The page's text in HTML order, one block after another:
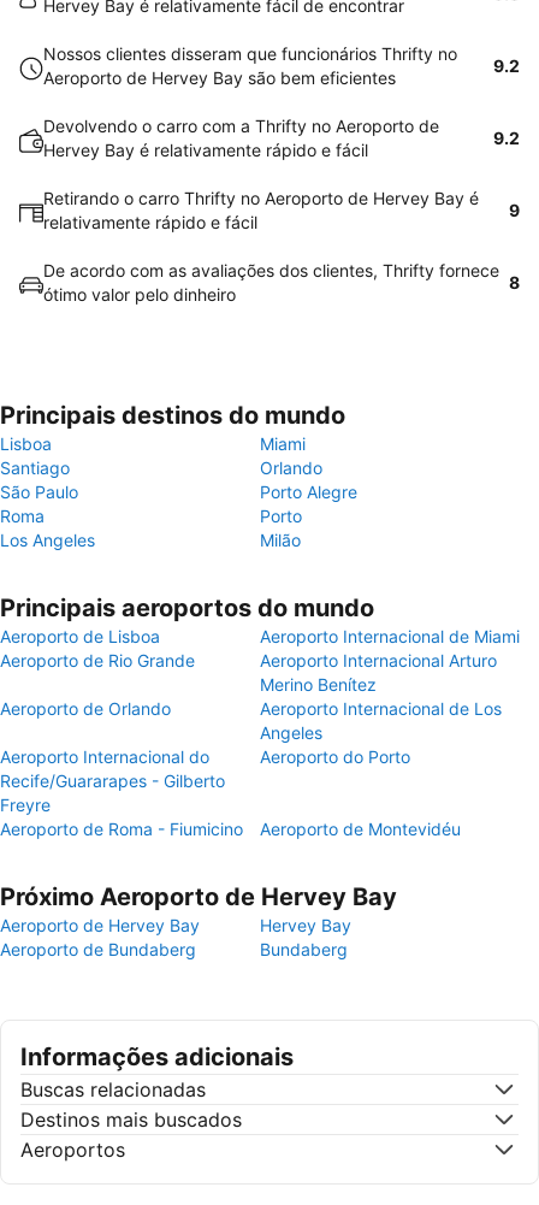
Hervey Bay é relativamente fácil de encontrar
Nossos clientes disseram que funcionários Thrifty no
Aeroporto de Hervey Bay são bem eficientes
9.2
Devolvendo o carro com a Thrifty no Aeroporto de
Hervey Bay é relativamente rápido e fácil
9.2
Retirando o carro Thrifty no Aeroporto de Hervey Bay é
relativamente rápido e fácil
9
De acordo com as avaliações dos clientes, Thrifty fornece
ótimo valor pelo dinheiro
8
Principais destinos do mundo
Lisboa
Miami
Santiago
Orlando
São Paulo
Porto Alegre
Roma
Porto
Los Angeles
Milão
Principais aeroportos do mundo
Aeroporto de Lisboa
Aeroporto Internacional de Miami
Aeroporto de Rio Grande
Aeroporto Internacional Arturo
Merino Benítez
Aeroporto de Orlando
Aeroporto Internacional de Los
Angeles
Aeroporto Internacional do
Recife/Guararapes - Gilberto
Freyre
Aeroporto do Porto
Aeroporto de Roma - Fiumicino Aeroporto de Montevidéu
Próximo Aeroporto de Hervey Bay
Aeroporto de Hervey Bay
Hervey Bay
Aeroporto de Bundaberg
Bundaberg
Informações adicionais
Buscas relacionadas
Destinos mais buscados
Aeroportos